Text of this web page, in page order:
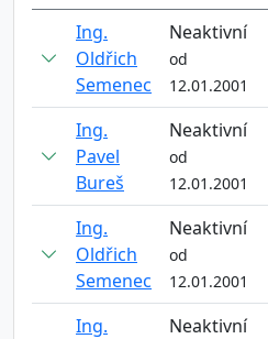
Ing.
Oldřich
Semenec
Neaktivní
od
12.01.2001
Ing.
Pavel
Bureš
Neaktivní
od
12.01.2001
Ing.
Oldřich
Semenec
Neaktivní
od
12.01.2001
Ing.
Neaktivní